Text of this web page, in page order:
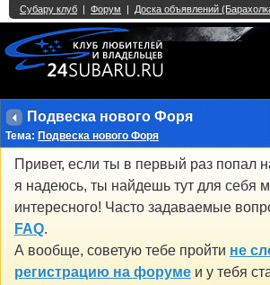
Подвеска нового Форя
Тема: Подвеска нового Форя
Привет, если ты в первый раз попал
я надеюсь, ты найдешь тут для себя
интересного! Часто задаваемые
FAQ.
А вообще, советую тебе пройти не
регистрацию на форуме и у тебя
Single Sign On provided by
2 3 4 5 6 7 8 9 10 11 12 13 14 15 16 17 18
27 28 29 30 31 32 33